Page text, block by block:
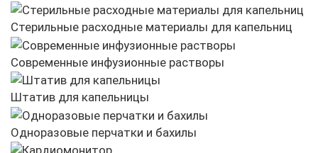
Стерильные расходные материалы для капельниц
Современные инфузионные растворы
Штатив для капельницы
Одноразовые перчатки и бахилы